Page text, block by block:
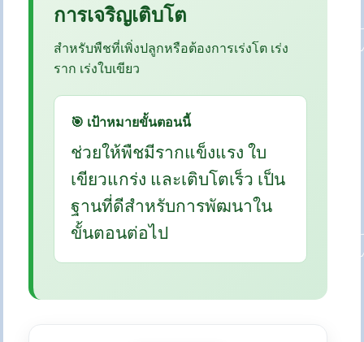
การเจริญเติบโต
สำหรับพืชที่เพิ่งปลูกหรือต้องการเร่งโต เร่ง
ราก เร่งใบเขียว
🎯 เป้าหมายขั้นตอนนี้
ช่วยให้พืชมีรากแข็งแรง ใบ
เขียวแกร่ง และเติบโตเร็ว เป็น
ฐานที่ดีสำหรับการพัฒนาใน
ขั้นตอนต่อไป